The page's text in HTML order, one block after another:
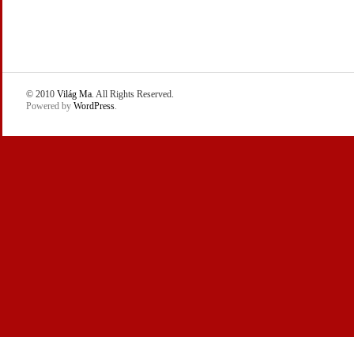
© 2010 Világ Ma. All Rights Reserved.
Powered by WordPress.